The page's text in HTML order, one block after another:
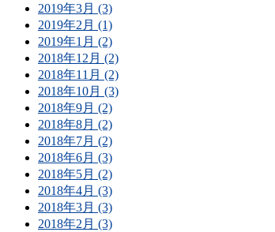
2019年3月 (3)
2019年2月 (1)
2019年1月 (2)
2018年12月 (2)
2018年11月 (2)
2018年10月 (3)
2018年9月 (2)
2018年8月 (2)
2018年7月 (2)
2018年6月 (3)
2018年5月 (2)
2018年4月 (3)
2018年3月 (3)
2018年2月 (3)